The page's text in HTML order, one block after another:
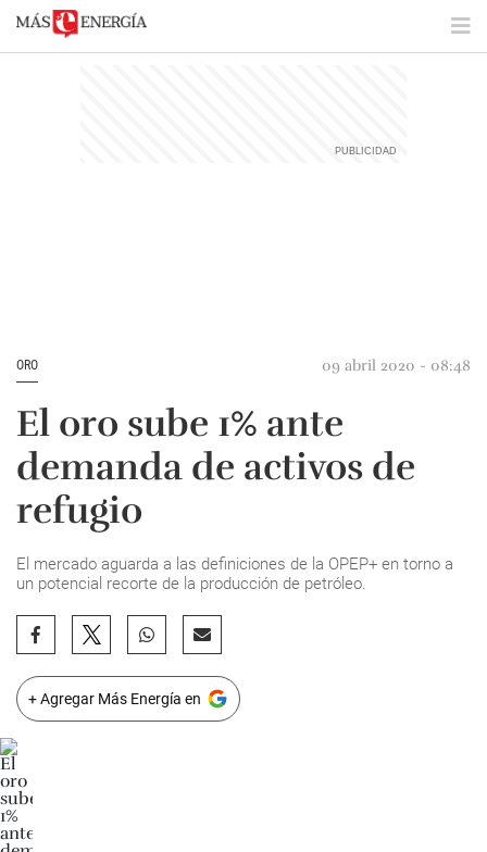
ORO 09 abril 2020 - 08:48
El oro sube 1% ante
demanda de activos de
refugio
El mercado aguarda a las definiciones de la OPEP+ en torno a
un potencial recorte de la producción de petróleo.
+ Agregar Más Energía en